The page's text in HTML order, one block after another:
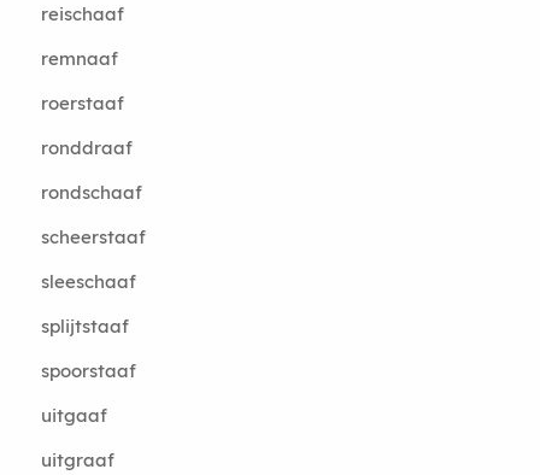
reischaaf
remnaaf
roerstaaf
ronddraaf
rondschaaf
scheerstaaf
sleeschaaf
splijtstaaf
spoorstaaf
uitgaaf
uitgraaf